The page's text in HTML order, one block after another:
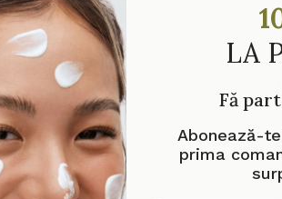
LA
Fă
Abonează-
prima